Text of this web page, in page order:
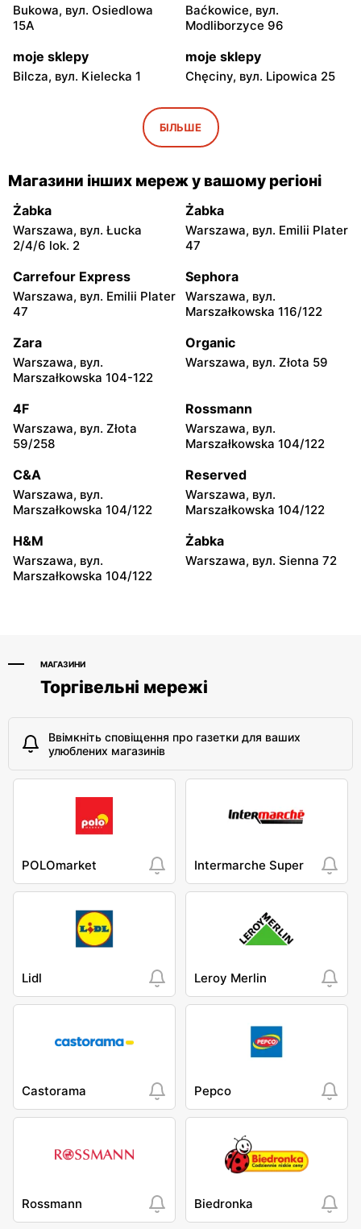
Bukowa, вул. Osiedlowa
15A
Baćkowice, вул.
Modliborzyce 96
moje sklepy
Bilcza, вул. Kielecka 1
moje sklepy
Chęciny, вул. Lipowica 25
Iwaniska, вул. Ujazdowska
moje sklepy
Bogoria, вул. Rynek 30
moje sklepy
Gorzyce, вул. Szkolna 44
moje sklepy
Grębów, вул. Wydrza 180
moje sklepy
Jadachy, вул. Jadachy 111
moje sklepy
Jeżowe, вул. Zalesie 77
moje sklepy
Kazimierza Wielka, вул.
Kolejowa 15
moje sklepy
Kamień, вул. Błonie 23
moje sklepy
Górki, вул. Górki 71
moje sklepy
Gumniska, вул. Gumniska
moje sklepy
Iwierzyce, вул. Iwierzyce
152A
moje sklepy
Tczew, вул. Franciszka
Żwirki 61
moje sklepy
Hyżne, вул. Hyżne 100
moje sklepy
Jarosław, вул. Pełkińska
147
moje sklepy
Niebylec, вул. Niebylec 139
moje sklepy
Opole, вул. Grudzicka 45
БІЛЬШЕ
Магазини інших мереж у вашому регіоні
Żabka
Warszawa, вул. Łucka
2/4/6 lok. 2
Żabka
Warszawa, вул. Emilii Plater
47
Carrefour Express
Warszawa, вул. Emilii Plater
47
Sephora
Warszawa, вул.
Marszałkowska 116/122
Zara
Warszawa, вул.
Marszałkowska 104-122
Organic
Warszawa, вул. Złota 59
4F
Warszawa, вул. Złota
59/258
Rossmann
Warszawa, вул.
Marszałkowska 104/122
C&A
Warszawa, вул.
Marszałkowska 104/122
Reserved
Warszawa, вул.
Marszałkowska 104/122
H&M
Warszawa, вул.
Marszałkowska 104/122
Żabka
Warszawa, вул. Sienna 72
МАГАЗИНИ
Торгівельні мережі
Ввімкніть сповіщення про газетки для ваших
улюблених магазинів
POLOmarket Intermarche Super
Lidl Leroy Merlin
Castorama Pepco
Rossmann Biedronka